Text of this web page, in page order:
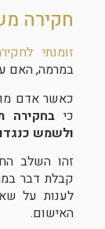
חקירה
זומנתי
במרמה, האם
כאשר אדם
כי בחקירה
ולשמש כנגדו
זהו השלב
קבלת דבר
לענות על
האישום.